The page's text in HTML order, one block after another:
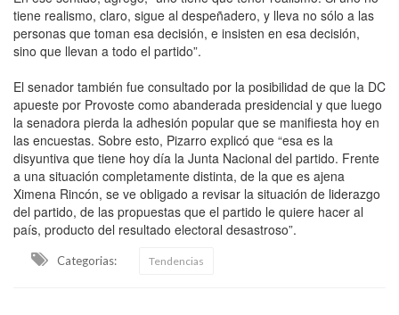
tiene realismo, claro, sigue al despeñadero, y lleva no sólo a las
personas que toman esa decisión, e insisten en esa decisión,
sino que llevan a todo el partido”.
El senador también fue consultado por la posibilidad de que la DC
apueste por Provoste como abanderada presidencial y que luego
la senadora pierda la adhesión popular que se manifiesta hoy en
las encuestas. Sobre esto, Pizarro explicó que “esa es la
disyuntiva que tiene hoy día la Junta Nacional del partido. Frente
a una situación completamente distinta, de la que es ajena
Ximena Rincón, se ve obligado a revisar la situación de liderazgo
del partido, de las propuestas que el partido le quiere hacer al
país, producto del resultado electoral desastroso”.
Categorias: Tendencias